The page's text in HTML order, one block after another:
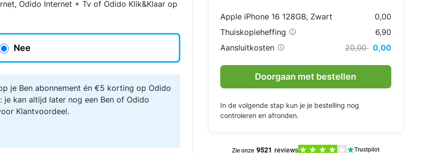
Odido Internet + Tv of Odido Klik&Klaar op
Nee
je Ben abonnement én €5 korting op Odido
kan altijd later nog een Ben of Odido
Klantvoordeel.
Apple iPhone 16 128GB, Zwart
0,00
Thuiskopieheffing
6,90
Aansluitkosten
20,00 0,00
Doorgaan met bestellen
In de volgende stap kun je je bestelling nog
controleren en afronden.
Zie onze 9521 reviews Trustpilot